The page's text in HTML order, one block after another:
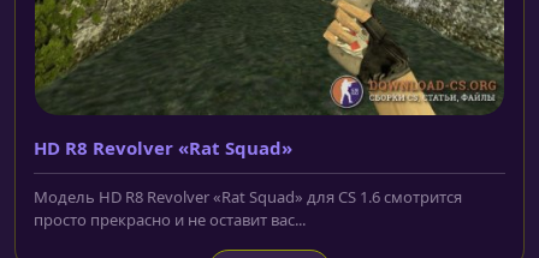
HD R8 Revolver «Rat Squad»
Модель HD R8 Revolver «Rat Squad» для CS 1.6 смотрится
просто прекрасно и не оставит вас...